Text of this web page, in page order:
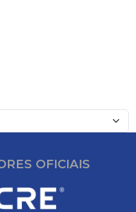
OFICIAIS